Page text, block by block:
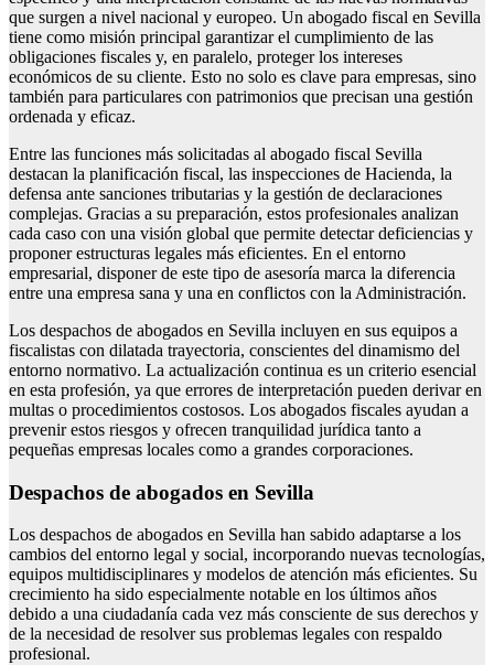
que surgen a nivel nacional y europeo. Un abogado fiscal en Sevilla
tiene como misión principal garantizar el cumplimiento de las
obligaciones fiscales y, en paralelo, proteger los intereses
económicos de su cliente. Esto no solo es clave para empresas, sino
también para particulares con patrimonios que precisan una gestión
ordenada y eficaz.
Entre las funciones más solicitadas al abogado fiscal Sevilla
destacan la planificación fiscal, las inspecciones de Hacienda, la
defensa ante sanciones tributarias y la gestión de declaraciones
complejas. Gracias a su preparación, estos profesionales analizan
cada caso con una visión global que permite detectar deficiencias y
proponer estructuras legales más eficientes. En el entorno
empresarial, disponer de este tipo de asesoría marca la diferencia
entre una empresa sana y una en conflictos con la Administración.
Los despachos de abogados en Sevilla incluyen en sus equipos a
fiscalistas con dilatada trayectoria, conscientes del dinamismo del
entorno normativo. La actualización continua es un criterio esencial
en esta profesión, ya que errores de interpretación pueden derivar en
multas o procedimientos costosos. Los abogados fiscales ayudan a
prevenir estos riesgos y ofrecen tranquilidad jurídica tanto a
pequeñas empresas locales como a grandes corporaciones.
Despachos de abogados en Sevilla
Los despachos de abogados en Sevilla han sabido adaptarse a los
cambios del entorno legal y social, incorporando nuevas tecnologías,
equipos multidisciplinares y modelos de atención más eficientes. Su
crecimiento ha sido especialmente notable en los últimos años
debido a una ciudadanía cada vez más consciente de sus derechos y
de la necesidad de resolver sus problemas legales con respaldo
profesional.